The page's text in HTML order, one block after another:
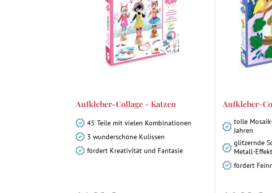
Aufkleber-Collage - Katzen
45 Teile mit vielen Kombinationen
3 wunderschöne Kulissen
fördert Kreativität und Fantasie
Aufkleber-
tolle
Jahren
glitzernde
Metall-Effekt
fördert